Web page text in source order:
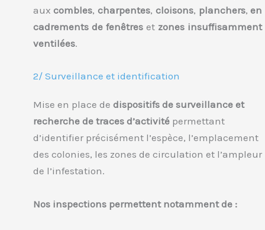
auxcombles,charpentes, cloisons, planchers,en
cadrements de fenêtreset zones insuffisamment
ventilées.
2/ Surveillance et identification
Mise en place de dispositifs de surveillance et
recherche de traces d’activitépermettant
d’identifier précisément l’espèce, l’emplacement
des colonies, les zones de circulation et l’ampleur
de l’infestation.
Nos inspections permettent notamment de :